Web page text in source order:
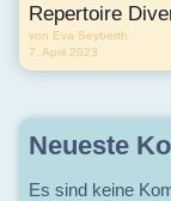
Repertoire
von Eva Seyberth
7. April 2023
Neueste
Es sind keine